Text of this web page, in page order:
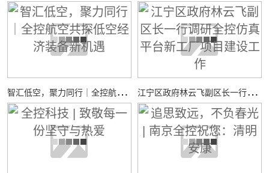
智
汇低空，聚力同行｜全控航空共探低空经济装备新机遇 江
宁区政府林云飞副区长一行调研全控仿真平台新工厂项目建设工作